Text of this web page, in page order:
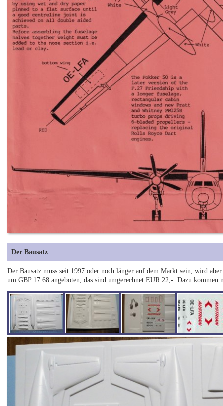
Der Bausatz
Der Bausatz muss seit 1997 oder noch länger auf dem Markt sein, wird
um GBP 17.68 angeboten, das sind umgerechnet EUR 22,-. Dazu